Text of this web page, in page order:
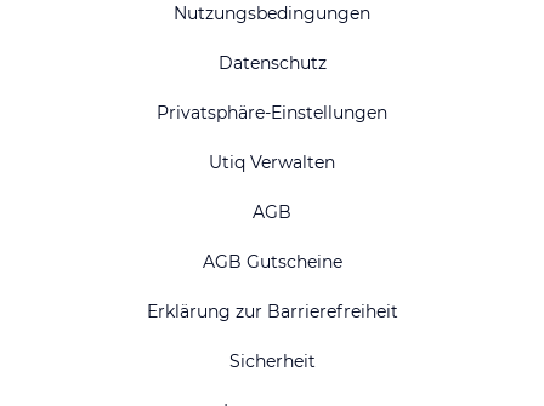
Nutzungsbedingungen
Datenschutz
Privatsphäre-Einstellungen
Utiq Verwalten
AGB
AGB Gutscheine
Erklärung zur Barrierefreiheit
Sicherheit